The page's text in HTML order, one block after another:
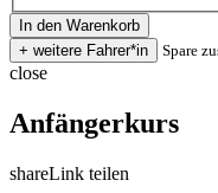
Spare
close
Anfängerkurs
shareLink teilen